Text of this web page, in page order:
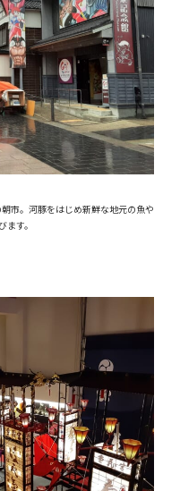
市。河豚をはじめ新鮮な地元の魚や
ます。